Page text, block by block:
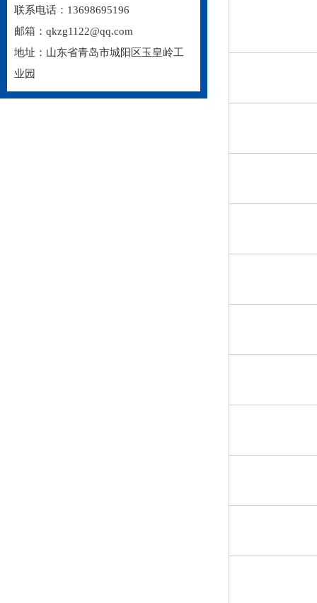
联系电话：13698695196
邮箱：qkzg1122@qq.com
地址：山东省青岛市城阳区玉皇岭工
业园